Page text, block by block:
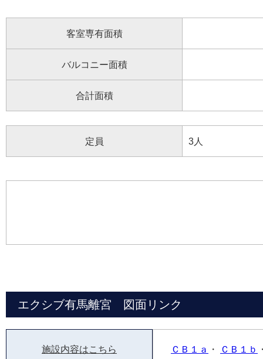
客室専有面積
バルコニー面積
合計面積
定員 3人
エクシブ有馬離宮 図面リンク
施設内容はこちら ＣＢ１ａ ・ ＣＢ１ｂ